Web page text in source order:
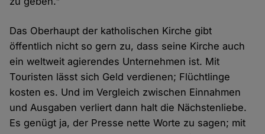
Das Oberhaupt der katholischen Kirche gibt
öffentlich nicht so gern zu, dass seine Kirche auch
ein weltweit agierendes Unternehmen ist. Mit
Touristen lässt sich Geld verdienen; Flüchtlinge
kosten es. Und im Vergleich zwischen Einnahmen
und Ausgaben verliert dann halt die Nächstenliebe.
Es genügt ja, der Presse nette Worte zu sagen; mit